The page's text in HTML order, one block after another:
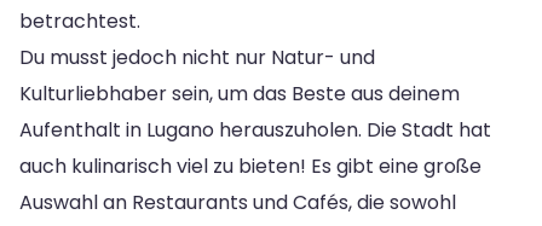
betrachtest.
Du musst jedoch nicht nur Natur- und
Kulturliebhaber sein, um das Beste aus deinem
Aufenthalt in Lugano herauszuholen. Die Stadt hat
auch kulinarisch viel zu bieten! Es gibt eine große
Auswahl an Restaurants und Cafés, die sowohl